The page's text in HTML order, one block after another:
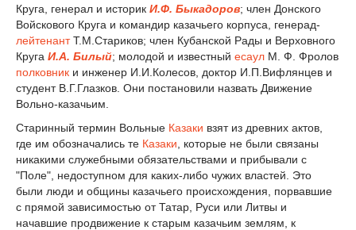
Круга, генерал и историк И.Ф. Быкадоров; член Донского
Войскового Круга и командир казачьего корпуса, генерад-
лейтенантТ.М.Стариков; член Кубанской Рады и Верховного
Круга И.А. Билый; молодой и известный есаул М. Ф. Фролов
полковник и инженер И.И.Колесов, доктор И.П.Вифлянцев и
студент В.Г.Глазков. Они постановили назвать Движение
Вольно-казачьим.
Старинный термин Вольные Казаки взят из древних актов,
где им обозначались те Казаки , которые не были связаны
никакими служебными обязательствами и прибывали с
"Поле", недоступном для каких-либо чужих властей. Это
были люди и общины казачьего происхождения, порвавшие
с прямой зависимостью от Татар, Руси или Литвы и
начавшие продвижение к старым казачьим землям, к